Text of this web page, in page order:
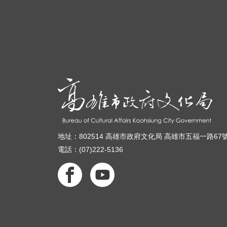
地址：802514 高雄市政府文化局 高雄市五福一路67
電話：(07)222-5136